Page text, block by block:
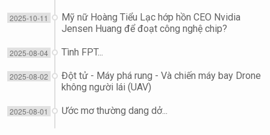
Mỹ nữ Hoàng Tiểu Lạc hớp hồn CEO Nvidia
Jensen Huang để đoạt công nghệ chip?
2025-10-11
Tình FPT...
2025-08-04
Đột tử - Máy phá rung - Và chiến máy bay Drone
không người lái (UAV)
2025-08-02
Ước mơ thường dang dở...
2025-08-01